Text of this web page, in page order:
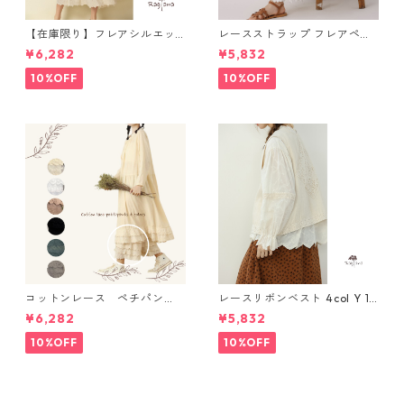
【在庫限り】フレアシルエッ
ト キャミワンピース 2col N
WP123
¥6,282
10%OFF
レースストラップ フレアペチ
パンツ Y 10925
¥5,832
10%OFF
コットンレース ペチパン
ツ 6 colors R2020131
¥6,282
10%OFF
レースリボンベスト 4col Y 111
15
¥5,832
10%OFF